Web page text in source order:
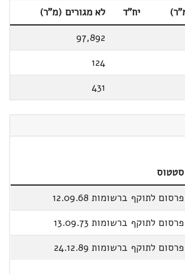
יח"ד
לא מגורים (מ"ר)
97,892
124
431
סטטוס
פרסום לתוקף ברשומות 12.09.68
פרסום לתוקף ברשומות 13.09.73
פרסום לתוקף ברשומות 24.12.89